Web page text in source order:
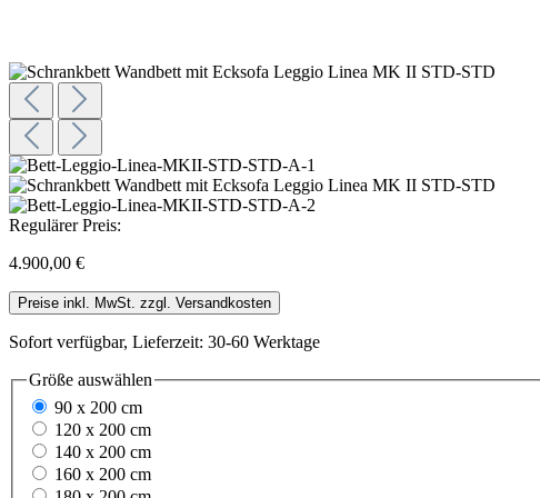
Regulärer Preis:
4.900,00 €
Preise inkl. MwSt. zzgl. Versandkosten
Sofort verfügbar, Lieferzeit: 30-60 Werktage
Größe auswählen
90 x 200 cm
120 x 200 cm
140 x 200 cm
160 x 200 cm